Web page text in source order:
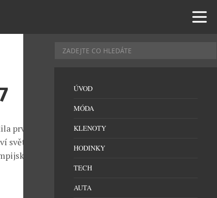
první
v
her
ÚVOD
MÓDA
KLENOTY
HODINKY
TECH
AUTA